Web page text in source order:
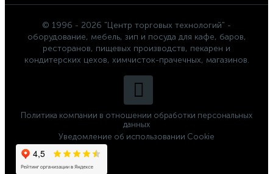
© 1996 - 2026 "Центр торговых технологий" -
оборудование, мебель, зип и посуда для кафе, баров,
ресторанов, пищевых производств, пекарен и
кондитерских цехов, химчисток-прачечных, магазинов.
Политика компании в отношении обработки персональных
данных
Уведомление об использовании Cookie